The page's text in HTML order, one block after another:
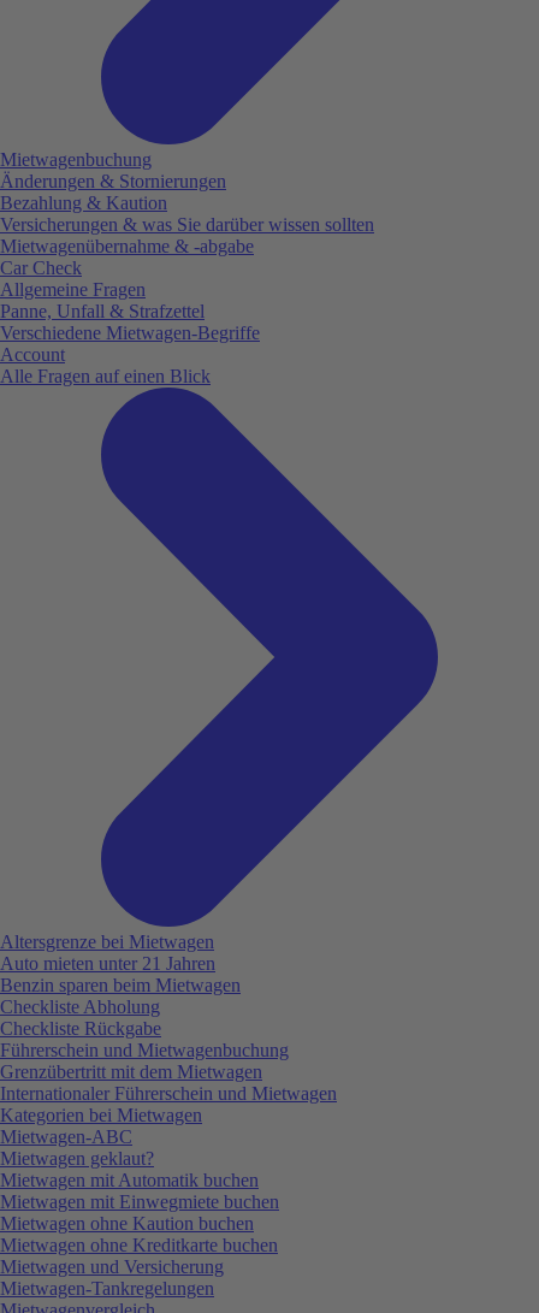
Mietwagenbuchung
Änderungen & Stornierungen
Bezahlung & Kaution
Versicherungen & was Sie darüber wissen sollten
Mietwagenübernahme & -abgabe
Car Check
Allgemeine Fragen
Panne, Unfall & Strafzettel
Verschiedene Mietwagen-Begriffe
Account
Alle Fragen auf einen Blick
Altersgrenze bei Mietwagen
Auto mieten unter 21 Jahren
Benzin sparen beim Mietwagen
Checkliste Abholung
Checkliste Rückgabe
Führerschein und Mietwagenbuchung
Grenzübertritt mit dem Mietwagen
Internationaler Führerschein und Mietwagen
Kategorien bei Mietwagen
Mietwagen-ABC
Mietwagen geklaut?
Mietwagen mit Automatik buchen
Mietwagen mit Einwegmiete buchen
Mietwagen ohne Kaution buchen
Mietwagen ohne Kreditkarte buchen
Mietwagen und Versicherung
Mietwagen-Tankregelungen